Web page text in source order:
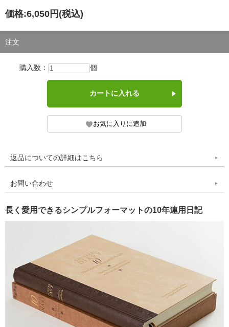
価格:6,050円 (税込)
注文
購入数： 個
返品についての詳細はこちら
お問い合わせ
長く愛用できるシンプルフォーマットの10年連用日記